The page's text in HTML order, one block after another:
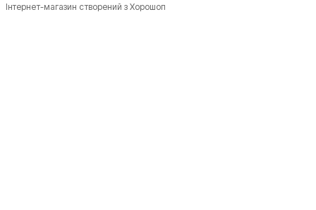
Інтернет-магазин створений з Хорошоп